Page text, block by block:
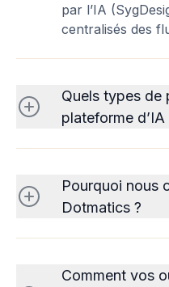
par l’IA
centralisés des
Quels types de
plateforme
Pourquoi nous
Dotmatics ?
Comment vos